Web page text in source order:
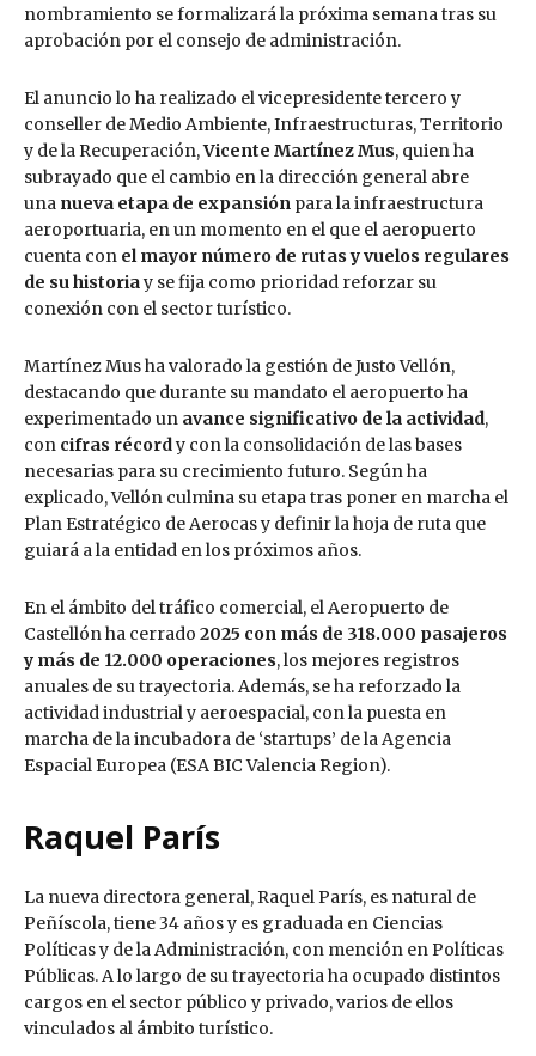
nombramiento se formalizará la próxima semana tras su
aprobación por el consejo de administración.
El anuncio lo ha realizado el vicepresidente tercero y
conseller de Medio Ambiente, Infraestructuras, Territorio
y de la Recuperación,Vicente Martínez Mus, quien ha
subrayado que el cambio en la dirección general abre
una nueva etapa de expansión para la infraestructura
aeroportuaria, en un momento en el que el aeropuerto
cuenta con el mayor número de rutas y vuelos regulares
de su historiay se fija como prioridad reforzar su
conexión con el sector turístico.
Martínez Mus ha valorado la gestión de Justo Vellón,
destacando que durante su mandato el aeropuerto ha
experimentado un avance significativo de la actividad,
con cifras récordy con la consolidación de las bases
necesarias para su crecimiento futuro. Según ha
explicado, Vellón culmina su etapa tras poner en marcha el
Plan Estratégico de Aerocas y definir la hoja de ruta que
guiará a la entidad en los próximos años.
En el ámbito del tráfico comercial, el Aeropuerto de
Castellón ha cerrado 2025 con más de 318.000 pasajeros
y más de 12.000 operaciones, los mejores registros
anuales de su trayectoria. Además, se ha reforzado la
actividad industrial y aeroespacial, con la puesta en
marcha de la incubadora de ‘startups’ de la Agencia
Espacial Europea (ESA BIC Valencia Region).
Raquel París
La nueva directora general, Raquel París, es natural de
Peñíscola, tiene 34 años y es graduada en Ciencias
Políticas y de la Administración, con mención en Políticas
Públicas. A lo largo de su trayectoria ha ocupado distintos
cargos en el sector público y privado, varios de ellos
vinculados al ámbito turístico.